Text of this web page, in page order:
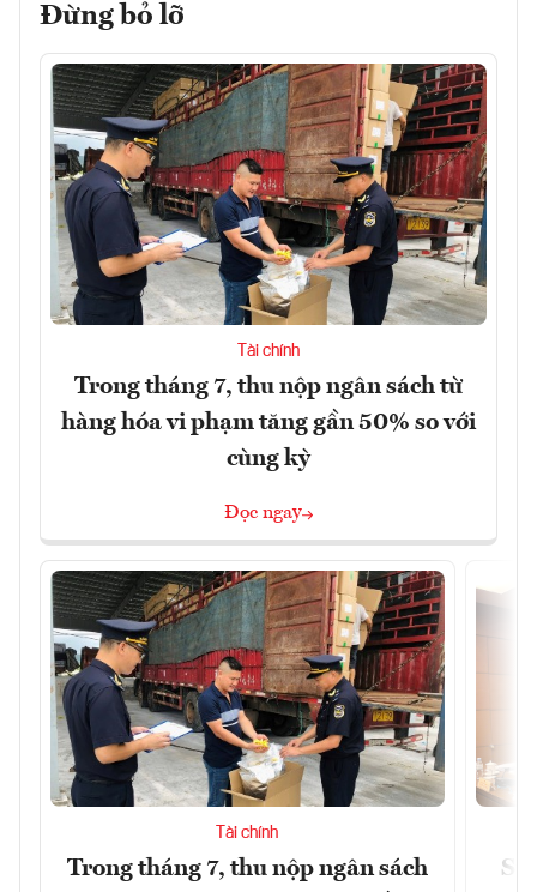
Đừng bỏ lỡ
Tài chính
Trong tháng 7, thu nộp ngân sách từ
hàng hóa vi phạm tăng gần 50% so với
cùng kỳ
Đọc ngay
Tài chính
Trong tháng 7, thu nộp ngân sách